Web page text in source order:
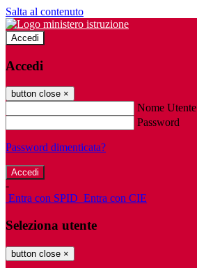
Salta al contenuto
Accedi
Accedi
button close ×
Nome Utente
Password
Password dimenticata?
-
Entra con SPID Entra con CIE
Seleziona utente
button close ×